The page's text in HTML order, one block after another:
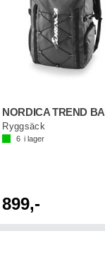
Ryggsäck
6 i lager
899,-